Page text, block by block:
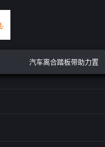
汽车离合踏板带助力置